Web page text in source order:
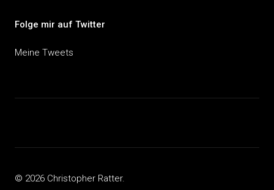
Folge mir auf Twitter
Meine Tweets
© 2026 Christopher Ratter.